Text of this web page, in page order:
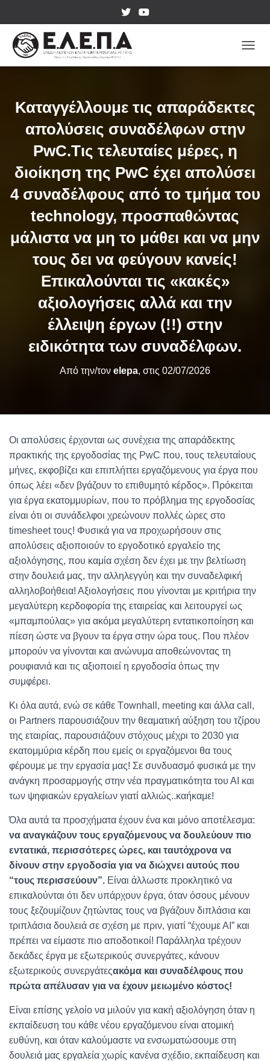
Καταγγέλλουμε τις απαράδεκτες
απολύσεις συναδέλφων στην
PwC.Τις τελευταίες μέρες, η
διοίκηση της PwC έχει απολύσει
4 συναδέλφους από το τμήμα του
technology, προσπαθώντας
μάλιστα να μη το μάθει και να μην
τους δει να φεύγουν κανείς!
Επικαλούνται τις «κακές»
αξιολογήσεις αλλά και την
έλλειψη έργων (!!) στην
ειδικότητα των συναδέλφων.
Από την/τον elepa, στις 02/07/2026
Οι απολύσεις έρχονται ως συνέχεια της απαράδεκτης
πρακτικής της εργοδοσίας της PwC που, τους τελευταίους
μήνες, εκφοβίζει και επιπλήττει εργαζόμενους για έργα που
όπως λέει «δεν βγάζουν το επιθυμητό κέρδος». Πρόκειται
για έργα εκατομμυρίων, που το πρόβλημα της εργοδοσίας
είναι ότι οι συνάδελφοι χρεώνουν πολλές ώρες στο
timesheet τους! Φυσικά για να προχωρήσουν στις
απολύσεις αξιοποιούν το εργοδοτικό εργαλείο της
αξιολόγησης, που καμία σχέση δεν έχει με την βελτίωση
στην δουλειά μας, την αλληλεγγύη και την συναδελφική
αλληλοβοήθεια! Αξιολογήσεις που γίνονται με κριτήρια την
μεγαλύτερη κερδοφορία της εταιρείας και λειτουργεί ως
«μπαμπούλας» για ακόμα μεγαλύτερη εντατικοποίηση και
πίεση ώστε να βγουν τα έργα στην ώρα τους. Που πλέον
μπορούν να γίνονται και ανώνυμα αποθεώνοντας τη
ρουφιανιά και τις αξιοποιεί η εργοδοσία όπως την
συμφέρει.
Κι όλα αυτά, ενώ σε κάθε Τownhall, meeting και άλλα call,
οι Partners παρουσιάζουν την θεαματική αύξηση του τζίρου
της εταιρίας, παρουσιάζουν στόχους μέχρι το 2030 για
εκατομμύρια κέρδη που εμείς οι εργαζόμενοι θα τους
φέρουμε με την εργασία μας! Σε συνδυασμό φυσικά με την
ανάγκη προσαρμογής στην νέα πραγματικότητα του ΑΙ και
των ψηφιακών εργαλείων γιατί αλλιώς..καήκαμε!
Όλα αυτά τα προσχήματα έχουν ένα και μόνο αποτέλεσμα:
να αναγκάζουν τους εργαζόμενους να δουλεύουν πιο
εντατικά, περισσότερες ώρες, και ταυτόχρονα να
δίνουν στην εργοδοσία για να διώχνει αυτούς που
“τους περισσεύουν”. Είναι άλλωστε προκλητικό να
επικαλούνται ότι δεν υπάρχουν έργα, όταν όσους μένουν
τους ξεζουμίζουν ζητώντας τους να βγάζουν διπλάσια και
τριπλάσια δουλειά σε σχέση με πριν, γιατί “έχουμε ΑΙ” και
πρέπει να είμαστε πιο αποδοτικοί! Παράλληλα τρέχουν
δεκάδες έργα με εξωτερικούς συνεργάτες, κάνουν
εξωτερικούς συνεργάτεςακόμα και συναδέλφους που
πρώτα απέλυσαν για να έχουν μειωμένο κόστος!
Είναι επίσης γελοίο να μιλούν για κακή αξιολόγηση όταν η
εκπαίδευση του κάθε νέου εργαζόμενου είναι ατομική
ευθύνη, και όταν καλούμαστε να ενσωματώσουμε στη
δουλειά μας εργαλεία χωρίς κανένα σχέδιο, εκπαίδευση και